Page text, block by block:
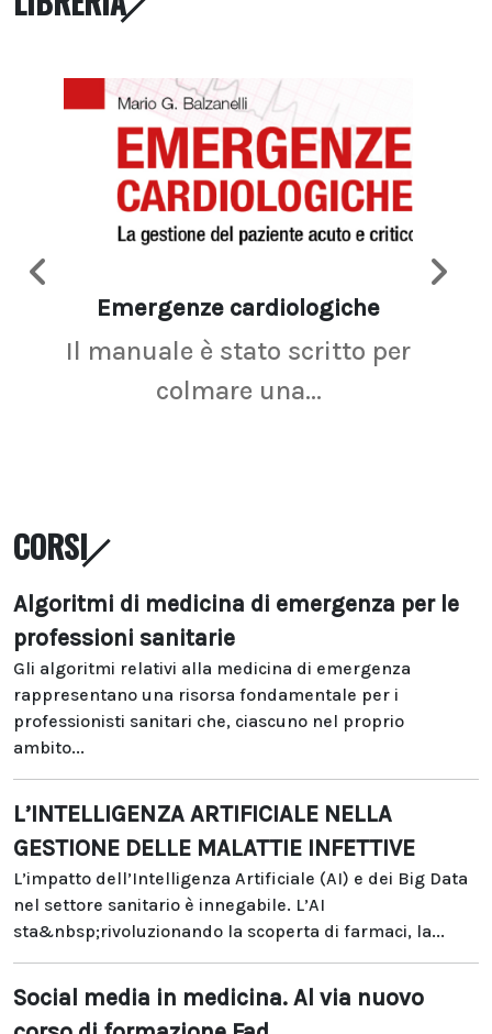
Emergenze cardiologiche
Il manuale è stato scritto per
colmare una...
CORSI
Algoritmi di medicina di emergenza per le
professioni sanitarie
Gli algoritmi relativi alla medicina di emergenza
rappresentano una risorsa fondamentale per i
professionisti sanitari che, ciascuno nel proprio
ambito...
L’INTELLIGENZA ARTIFICIALE NELLA
GESTIONE DELLE MALATTIE INFETTIVE
L’impatto dell’Intelligenza Artificiale (AI) e dei Big Data
nel settore sanitario è innegabile. L’AI
sta&nbsp;rivoluzionando la scoperta di farmaci, la...
Social media in medicina. Al via nuovo